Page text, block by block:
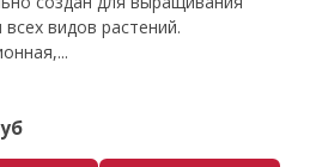
всех видов растений.